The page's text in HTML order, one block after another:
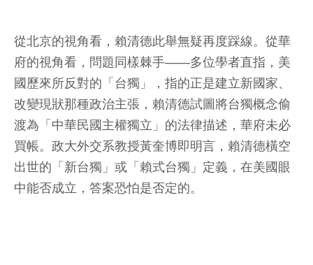
從北京的視角看，賴清德此舉無疑再度踩線。從華
府的視角看，問題同樣棘手——多位學者直指，美
國歷來所反對的「台獨」，指的正是建立新國家、
改變現狀那種政治主張，賴清德試圖將台獨概念偷
渡為「中華民國主權獨立」的法律描述，華府未必
買帳。政大外交系教授黃奎博即明言，賴清德橫空
出世的「新台獨」或「賴式台獨」定義，在美國眼
中能否成立，答案恐怕是否定的。